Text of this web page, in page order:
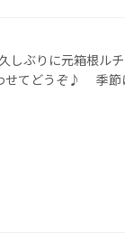
しぶりに元箱根ル
せてどうぞ♪ 季節